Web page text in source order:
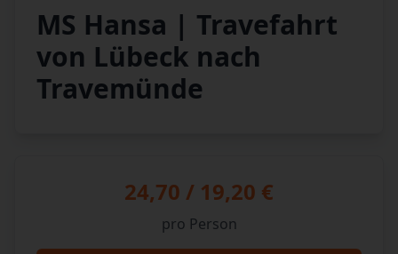
MS Hansa | Travefahrt
von Lübeck nach
Travemünde
24,70 / 19,20 €
pro Person